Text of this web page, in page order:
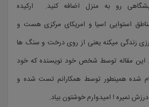
رو به منزل اضافه کنید. ارکیده
استوایی اسیا و امریکای مرکزی هست و
زندگی میکنه یعنی از روی درخت و سنگ ها
این مقاله توسط شخص خود نویسنده که خود
شده همینطور توسط همکارانم تست شده و
نمیره ! امیدوارم خوشتون بیاد.